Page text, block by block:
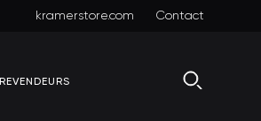
kramerstore.com Contact
REVENDEURS